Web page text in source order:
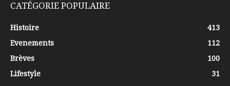
CATÉGORIE POPULAIRE
Histoire
413
Evenements
112
Brèves
100
Lifestyle
31